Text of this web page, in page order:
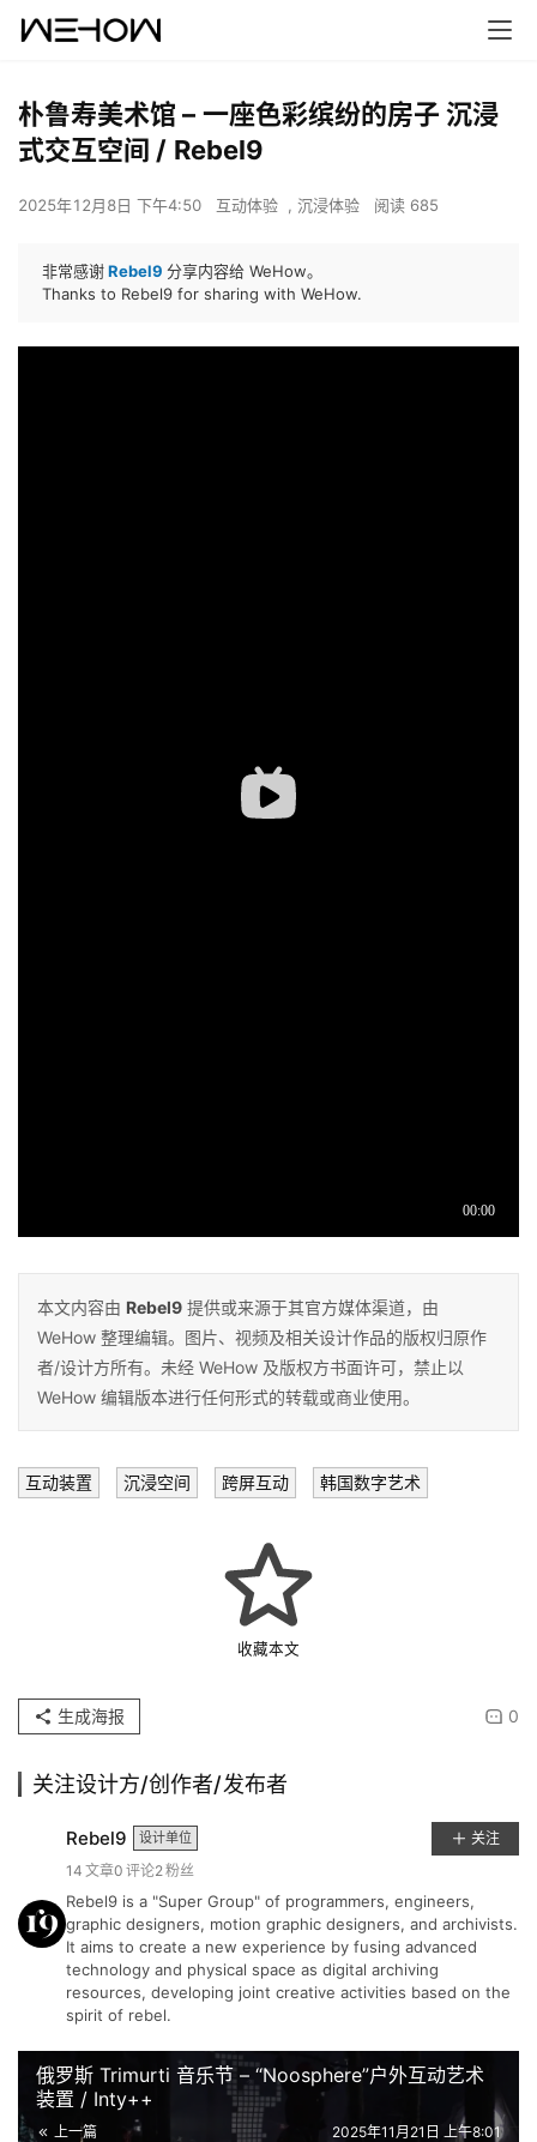
快
搜
索
线
看
展
登录 注册
朴鲁寿美术馆 – 一座色彩缤纷的房子 沉浸
式交互空间 / Rebel9
2025年12月8日 下午4:50 互动体验 , 沉浸体验 阅读 685
非常感谢Rebel9 分享内容给 WeHow。
Thanks to Rebel9 for sharing with WeHow.
本文内容由 Rebel9 提供或来源于其官方媒体渠道，由
WeHow 整理编辑。图片、视频及相关设计作品的版权归原作
者/设计方所有。未经 WeHow 及版权方书面许可，禁止以
WeHow 编辑版本进行任何形式的转载或商业使用。
互动装置 沉浸空间 跨屏互动 韩国数字艺术
收藏本文
0
生成海报
关注设计方/创作者/发布者
Rebel9 设计单位
关注
14 文章0 评论2粉丝
Rebel9 is a "Super Group" of programmers, engineers,
graphic designers, motion graphic designers, and archivists.
It aims to create a new experience by fusing advanced
technology and physical space as digital archiving
resources, developing joint creative activities based on the
spirit of rebel.
俄罗斯 Trimurti 音乐节 – “Noosphere”户外互动艺术
装置 / Inty++
上一篇 2025年11月21日 上午8:01